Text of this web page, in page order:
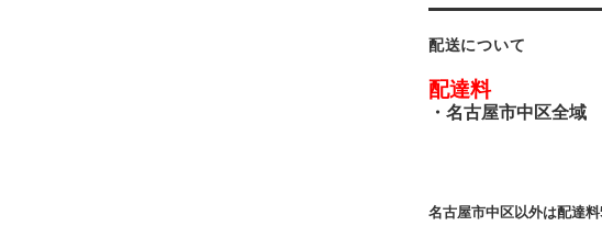
配送について
配達料
・ 名古屋市中区全域
名古屋市中区以外は配達